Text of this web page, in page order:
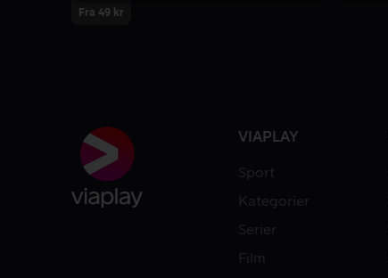
Fra 49 kr
VIAPLAY
Sport
Kategorier
Serier
Film